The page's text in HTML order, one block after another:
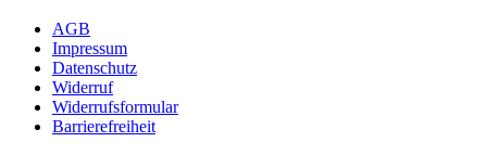
AGB
Impressum
Datenschutz
Widerruf
Widerrufsformular
Barrierefreiheit